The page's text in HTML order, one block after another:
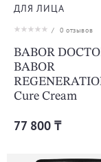
ДЛЯ ЛИЦА
/ 0 отзывов
BABOR
BABOR
Cure Cream
77 800 ₸